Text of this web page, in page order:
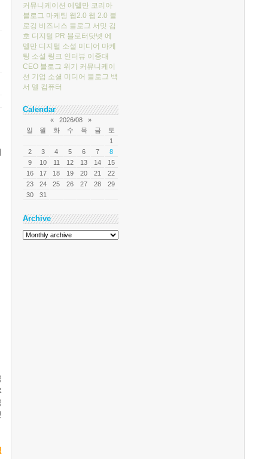
커뮤니케이션 에델만 코리아
블로그 마케팅 웹2.0 웹 2.0 블
로깅 비즈니스 블로그 서밋 김
호 디지털 PR 블로터닷넷 에
델만 디지털 소셜 미디어 마케
팅 소셜 링크 인터뷰 이중대
CEO 블로그 위기 커뮤니케이
션 기업 소셜 미디어 블로그 백
서 델 컴퓨터
Calendar
« 2026/08
»
일
월 화 수 목 금
토
1
2
3 4 5 6 7
8
9
10 11 12 13 14
15
16
17 18 19 20 21
22
23
24 25 26 27 28
29
30
31
Archive